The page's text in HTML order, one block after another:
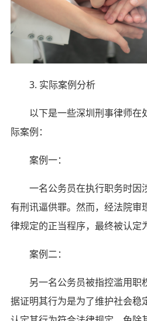
3. 实际案例分析
以下是一些深圳刑事律师在
际案例：
案例一：
一名公务员在执行职务时因
有刑讯逼供罪。然而，经法院审
律规定的正当程序，最终被认定
案例二：
另一名公务员被指控滥用职
据证明其行为是为了维护社会稳